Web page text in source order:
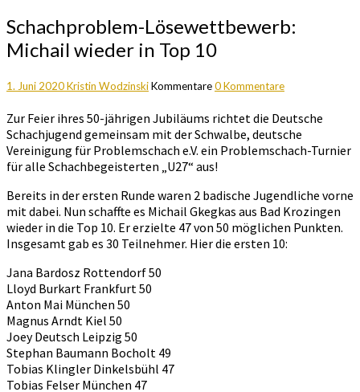
Schachproblem-Lösewettbewerb:
Michail wieder in Top 10
1. Juni 2020Kristin WodzinskiKommentare0 Kommentare
Zur Feier ihres 50-jährigen Jubiläums richtet die Deutsche
Schachjugend gemeinsam mit der Schwalbe, deutsche
Vereinigung für Problemschach e.V. ein Problemschach-Turnier
für alle Schachbegeisterten „U27“ aus!
Bereits in der ersten Runde waren 2 badische Jugendliche vorne
mit dabei. Nun schaffte es Michail Gkegkas aus Bad Krozingen
wieder in die Top 10. Er erzielte 47 von 50 möglichen Punkten.
Insgesamt gab es 30 Teilnehmer. Hier die ersten 10:
Jana Bardosz Rottendorf 50
Lloyd Burkart Frankfurt 50
Anton Mai München 50
Magnus Arndt Kiel 50
Joey Deutsch Leipzig 50
Stephan Baumann Bocholt 49
Tobias Klingler Dinkelsbühl 47
Tobias Felser München 47